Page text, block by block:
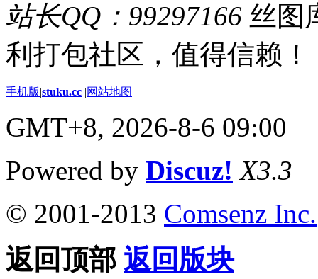
站长QQ：99297166 丝图
利打包社区，值得信赖！
手机版|stuku.cc |网站地图
GMT+8, 2026-8-6 09:00
Powered by Discuz! X3.3
© 2001-2013 Comsenz Inc.
返回顶部 返回版块